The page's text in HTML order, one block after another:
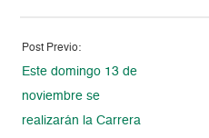
Post Previo:
Este domingo 13 de
noviembre se
realizarán la Carrera